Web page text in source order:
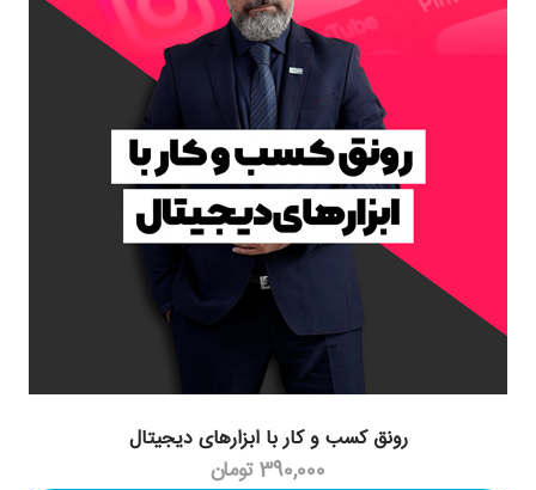
رونق کسب و کار با ابزارهای دیجیتال
390,000 تومان